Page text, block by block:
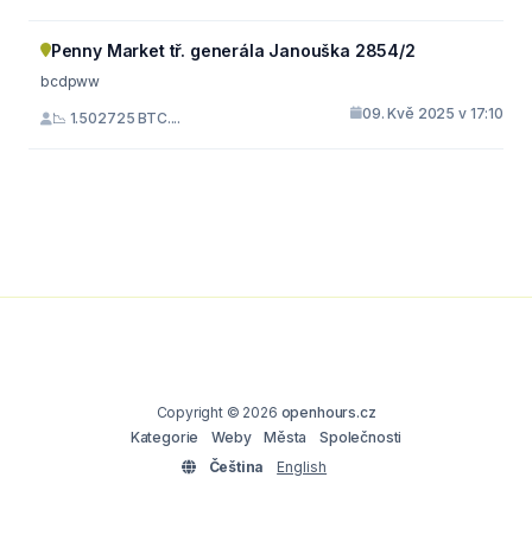
Penny Market tř. generála Janouška 2854/2
bcdpww
📉 1.502725 BTC.... 09. Kvě 2025 v 17:10
Copyright © 2026 openhours.cz
Kategorie
Weby Města
Společnosti
Čeština
English